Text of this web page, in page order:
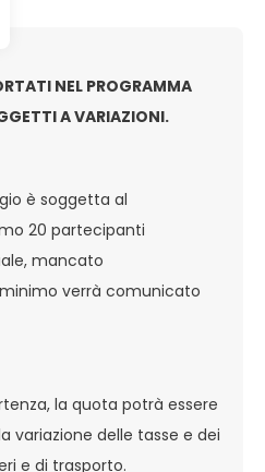
NEL PROGRAMMA
A VARIAZIONI.
è soggetta al
20 partecipanti
mancato
verrà comunicato
la quota potrà essere
variazione delle tasse e dei
e di trasporto.